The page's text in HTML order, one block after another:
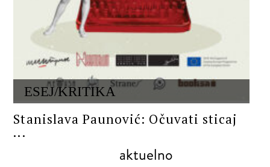
ESEJ/KRITIKA
Stanislava Paunović: Očuvati sticaj
...
aktuelno